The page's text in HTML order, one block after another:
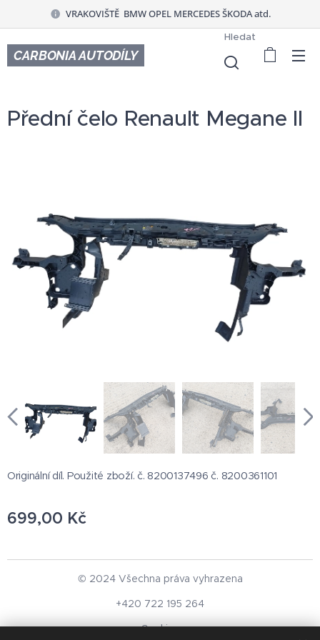
VRAKOVIŠTĚ BMW OPEL MERCEDES ŠKODA atd.
CARBONIA AUTODÍLY
Hledat
Přední čelo Renault Megane II
Originální díl. Použité zboží. č. 8200137496 č. 8200361101
699,00 Kč
© 2024 Všechna práva vyhrazena
+420 722 195 264
Cookies